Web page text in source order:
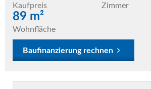
Kaufpreis Zimmer
89 m²
Wohnfläche
Baufinanzierung rechnen